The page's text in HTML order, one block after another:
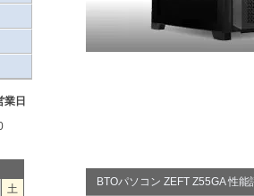
BTOパソコン ZEFT Z55GA 性
業日
土